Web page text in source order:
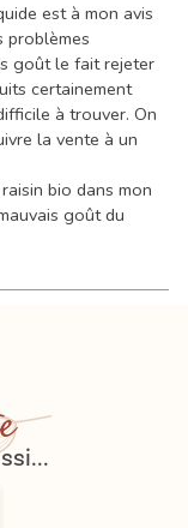
est à mon avis
problèmes
goût le fait rejeter
certainement
à trouver. On
la vente à un
bio dans mon
goût du